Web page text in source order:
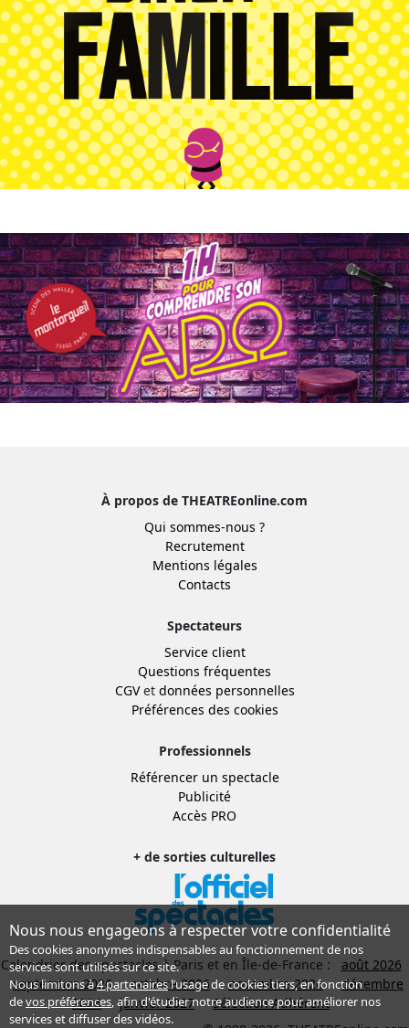
À propos de THEATREonline.com
Qui sommes-nous ?
Recrutement
Mentions légales
Contacts
Spectateurs
Service client
Questions fréquentes
CGVet données personnelles
Préférences des cookies
Professionnels
Référencer un spectacle
Publicité
Accès PRO
+ de sorties culturelles
Calendrier des spectacles à Paris et en Île-de-France :
août 2026
septembre 2026
octobre 2026 novembre 2026
décembre
2026
janvier 2027
Sélection Adhérent
Nous nous engageons à respecter votre confidentialité
Des cookies anonymes indispensables au fonctionnement de nos
services sont utilisés sur ce site.
Nous limitons à4 partenairesl’usage de cookies tiers, en fonction
devos préférences, afin d'étudier notre audience pour améliorer nos
services et diffuser des vidéos.